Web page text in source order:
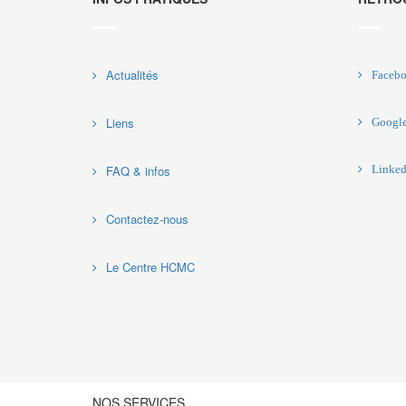
Actualités
Liens
FAQ & infos
Contactez-nous
Le Centre HCMC
NOS SERVICES